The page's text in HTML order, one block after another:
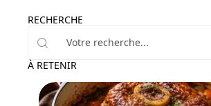
RECHERCHE
À RETENIR